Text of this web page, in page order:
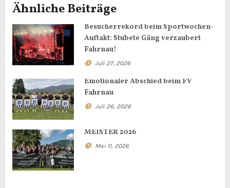
r
a
g
s
n
a
v
i
Ähnliche Beiträge
Besucherrekord beim Sportwochen-
Auftakt: Stubete Gäng verzaubert
Fahrnau!
Juli 27, 2026
Emotionaler Abschied beim FV
Fahrnau
Juli 26, 2026
MEISTER 2026
Mai 11, 2026